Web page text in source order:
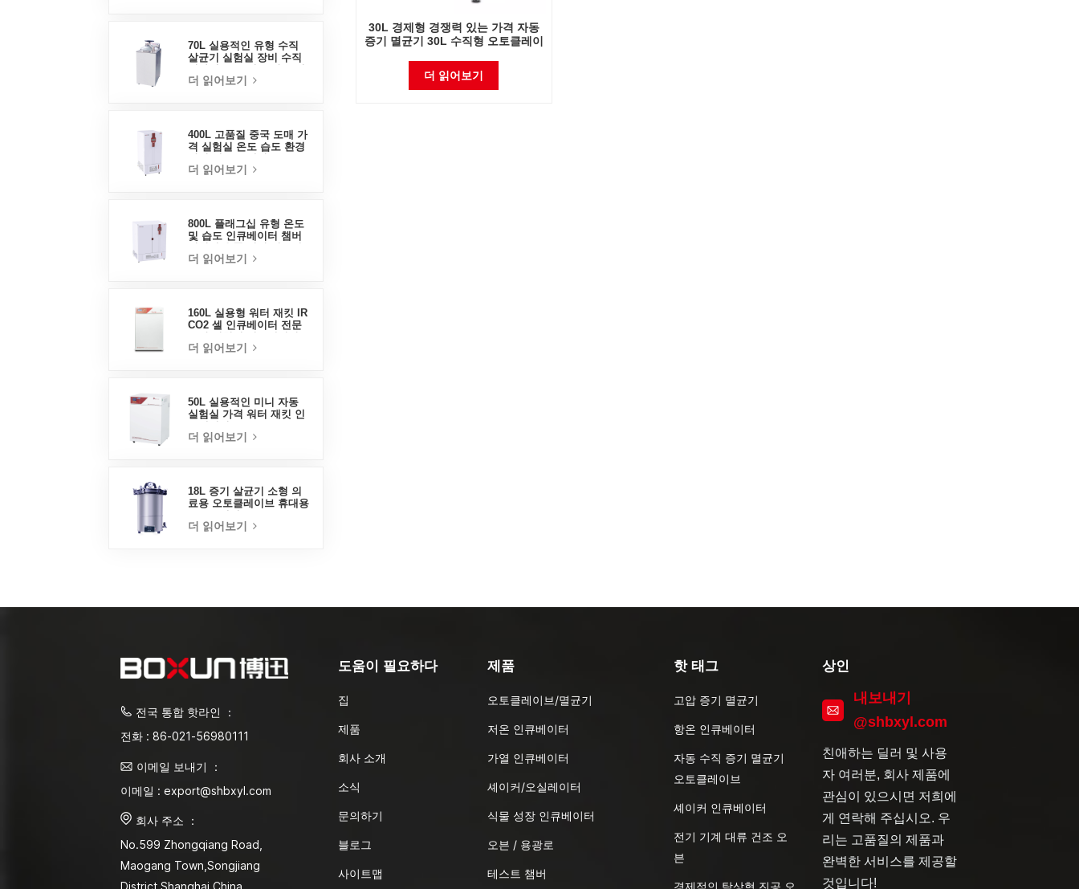
70L 실용적인 유형 수직
살균기 실험실 장비 수직
살균기
더 읽어보기
400L 고품질 중국 도매 가
격 실험실 온도 습도 환경
더 읽어보기
800L 플래그십 유형 온도
및 습도 인큐베이터 챔버
이터
더 읽어보기
160L 실용형 워터 재킷 IR
CO2 셀 인큐베이터 전문
더 읽어보기
50L 실용적인 미니 자동
실험실 가격 워터 재킷 인
더 읽어보기
18L 증기 살균기 소형 의
료용 오토클레이브 휴대용
더 읽어보기
30L 경제형 경쟁력 있는 가격 자동
증기 멸균기 30L 수직형 오토클레이
더 읽어보기
전국 통합 핫라인 ：
전화 : 86-021-56980111
이메일 보내기 ：
이메일 : export@shbxyl.com
회사 주소 ：
No.599 Zhongqiang Road,
Maogang Town,Songjiang
도움이 필요하다
집
제품
회사 소개
소식
문의하기
블로그
사이트맵
제품
오토클레이브/멸균기
저온 인큐베이터
가열 인큐베이터
셰이커/오실레이터
식물 성장 인큐베이터
오븐 / 용광로
테스트 챔버
핫 태그
고압 증기 멸균기
항온 인큐베이터
자동 수직 증기 멸균기
오토클레이브
셰이커 인큐베이터
전기 기계 대류 건조 오
븐
상인
내보내기
@shbxyl.com
친애하는 딜러 및 사용
자 여러분, 회사 제품에
관심이 있으시면 저희에
게 연락해 주십시오. 우
리는 고품질의 제품과
완벽한 서비스를 제공할
것입니다!